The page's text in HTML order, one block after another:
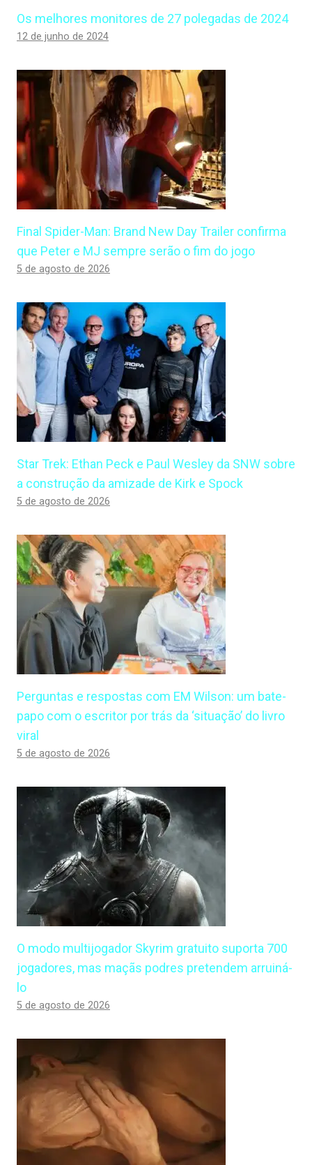
Os melhores monitores de 27 polegadas de 2024
12 de junho de 2024
Final Spider-Man: Brand New Day Trailer confirma
que Peter e MJ sempre serão o fim do jogo
5 de agosto de 2026
Star Trek: Ethan Peck e Paul Wesley da SNW sobre
a construção da amizade de Kirk e Spock
5 de agosto de 2026
Perguntas e respostas com EM Wilson: um bate-
papo com o escritor por trás da ‘situação’ do livro
viral
5 de agosto de 2026
O modo multijogador Skyrim gratuito suporta 700
jogadores, mas maçãs podres pretendem arruiná-
lo
5 de agosto de 2026